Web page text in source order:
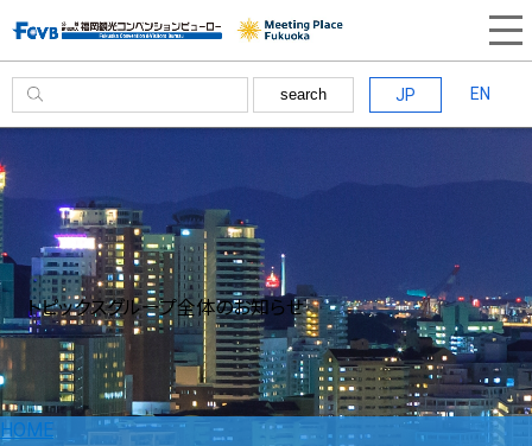
search JP EN
トピックスグループ全体のお知らせ
HOME